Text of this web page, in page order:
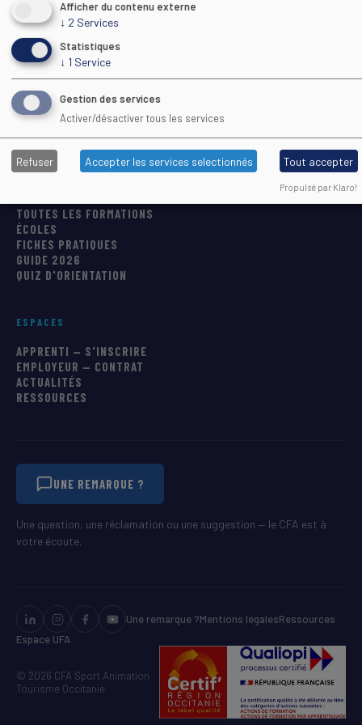
LE CFA
PRÉSENTATION
LABELS QUALITÉ
VIE DU CFA
CONTACTS
UNE REMARQUE ?
TOUTES LES FORMATIONS
ÉCOLES
FICHES PRATIQUES
GUIDE 2026
QUIZ D'ORIENTATION
ESPACES
APPRENTI — S'INSCRIRE
EMPLOYEUR — CONTRAT
ACTUALITÉS
RESSOURCES
UNE REMARQUE ?
Une question, une réclamation ou une suggestion — le CFA est à
votre écoute.
Une remarque ?Mentions légalesRessources
Espace UFA
© 2026 CFA Sport Animation
Tourisme Occitanie
Afficher du contenu externe
↓ 2 Services
Statistiques
↓ 1 Service
Gestion des services
Activer/désactiver tous les services
Refuser Accepter les services selectionnés Tout accepter
Propulsé par Klaro!